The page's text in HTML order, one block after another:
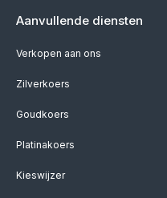
Aanvullende diensten
Verkopen aan ons
Zilverkoers
Goudkoers
Platinakoers
Kieswijzer